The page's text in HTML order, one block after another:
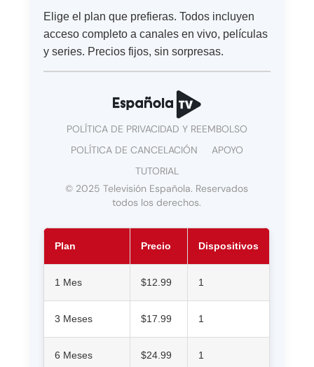
Elige el plan que prefieras. Todos incluyen
acceso completo a canales en vivo, películas
y series. Precios fijos, sin sorpresas.
POLÍTICA DE PRIVACIDAD Y REEMBOLSO
POLÍTICA DE CANCELACIÓN
APOYO
TUTORIAL
© 2025 Televisión Española. Reservados
todos los derechos.
Plan Precio Dispositivos
1 Mes $12.99 1
3 Meses $17.99 1
6 Meses $24.99 1